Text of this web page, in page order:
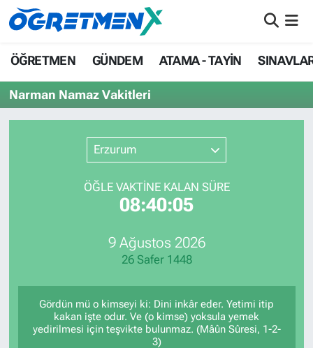
ÖĞRETMEN GÜNDEM ATAMA - TAYİN
Narman Namaz Vakitleri
Erzurum
ÖĞLE VAKTİNE KALAN SÜRE
08:40:05
9 Ağustos 2026
26 Safer 1448
Gördün mü o kimseyi ki: Dini inkâr eder. Yetimi itip
kakan işte odur. Ve (o kimse) yoksula yemek
yedirilmesi için teşvikte bulunmaz. (Mâûn Sûresi, 1-2-
3)
ÖĞRETMEN
GÜNDEM
ATAMA - TAYİN
SINAVLAR
HAYATIN İÇİNDEN
İstanbul Nöbetçi Eczaneler
İstanbul Hava Durumu
İstanbul Namaz Vakitleri
İstanbul Trafik Yoğunluk Haritası
Süper Lig Puan Durumu ve Fikstür
Son Dakika Haberleri
Haber Arşivi